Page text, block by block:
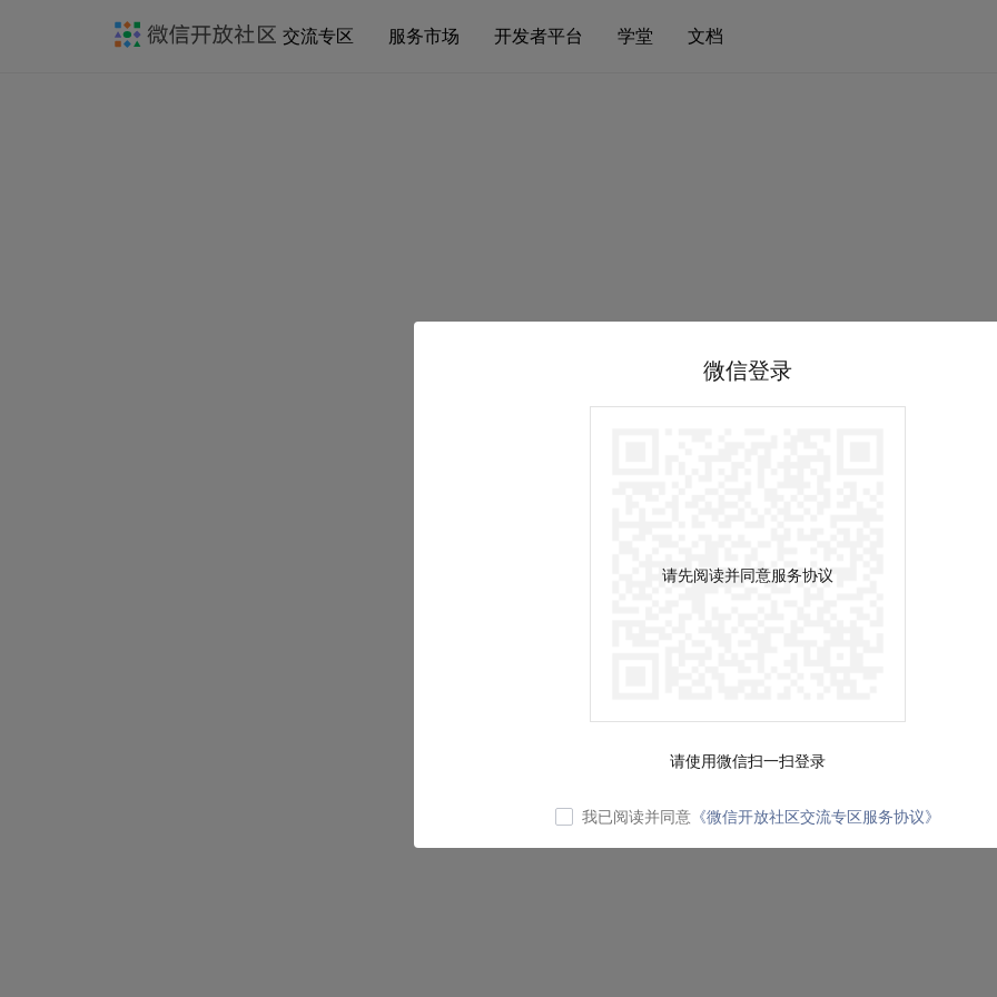
交流专区 服务市场 开发者平台 学堂 文档
微信登录
请先阅读并同意服务协议
请使用微信扫一扫登录
我已阅读并同意 《微信开放社区交流专区服务协议》